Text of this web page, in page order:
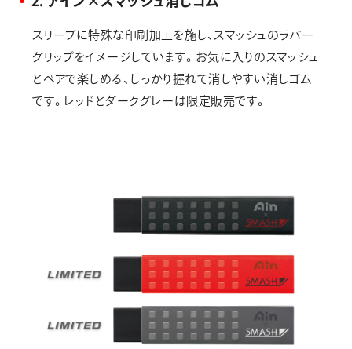
スリーブに特殊な印刷加工を施し、スマッシュのラバー
グリップをイメージしています。お気に入りのスマッシュ
とペアで楽しめる、しっかり握れて消しやすい消しゴム
です。レッドとダークグレーは限定販売です。